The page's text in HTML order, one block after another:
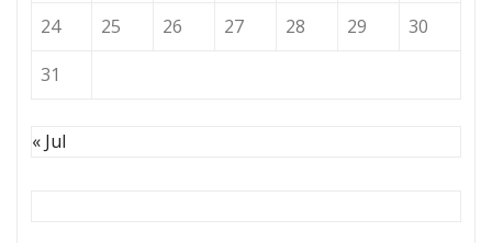
24
25 26 27 28 29
30
31
« Jul